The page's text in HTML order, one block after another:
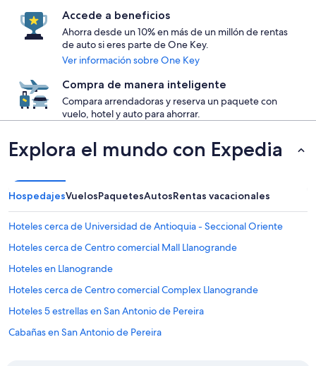
Accede a beneficios
Ahorra desde un 10% en más de un millón de rentas
de auto si eres parte de One Key.
Ver información sobre One Key
Compra de manera inteligente
Compara arrendadoras y reserva un paquete con
vuelo, hotel y auto para ahorrar.
Explora el mundo con Expedia
HospedajesVuelosPaquetesAutosRentas vacacionales
Hoteles cerca de Universidad de Antioquia - Seccional Oriente
Hoteles cerca de Centro comercial Mall Llanogrande
Hoteles en Llanogrande
Hoteles cerca de Centro comercial Complex Llanogrande
Hoteles 5 estrellas en San Antonio de Pereira
Cabañas en San Antonio de Pereira